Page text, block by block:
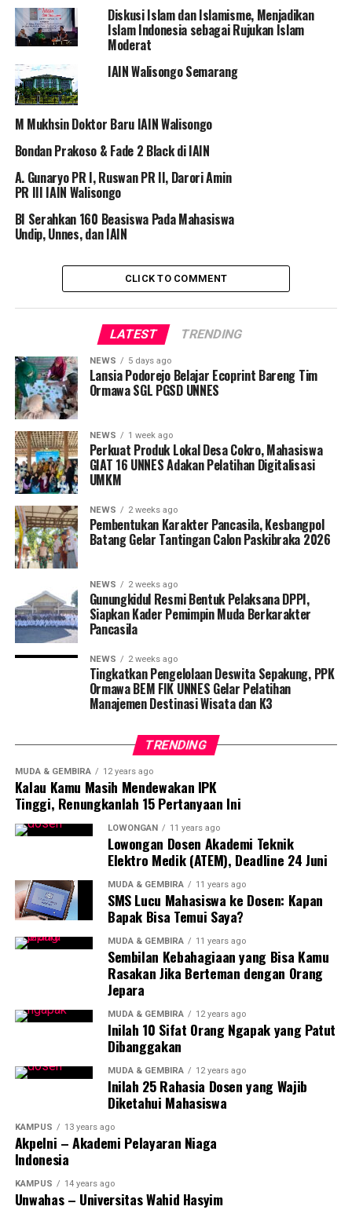
Portal Semarang
PORTALSEMARANG.COM adalah media terpercaya yang
memberikan informasi bermakna tentang gaya hidup warga
Kota Semarang dan sekitarnya. Tertarik kerja sama dengan
Diskusi Islam dan Islamisme, Menjadikan
Islam Indonesia sebagai Rujukan Islam
Moderat
IAIN Walisongo Semarang
M Mukhsin Doktor Baru IAIN Walisongo
Bondan Prakoso & Fade 2 Black di IAIN
A. Gunaryo PR I, Ruswan PR II, Darori Amin
PR III IAIN Walisongo
BI Serahkan 160 Beasiswa Pada Mahasiswa
Undip, Unnes, dan IAIN
CLICK TO COMMENT
LATEST TRENDING
NEWS 5 days ago
Lansia Podorejo Belajar Ecoprint Bareng Tim
Ormawa SGL PGSD UNNES
NEWS 1 week ago
Perkuat Produk Lokal Desa Cokro, Mahasiswa
GIAT 16 UNNES Adakan Pelatihan Digitalisasi
UMKM
NEWS 2 weeks ago
Pembentukan Karakter Pancasila, Kesbangpol
Batang Gelar Tantingan Calon Paskibraka 2026
NEWS 2 weeks ago
Gunungkidul Resmi Bentuk Pelaksana DPPI,
Siapkan Kader Pemimpin Muda Berkarakter
Pancasila
NEWS 2 weeks ago
Tingkatkan Pengelolaan Deswita Sepakung, PPK
Ormawa BEM FIK UNNES Gelar Pelatihan
Manajemen Destinasi Wisata dan K3
TRENDING
MUDA & GEMBIRA 12 years ago
Kalau Kamu Masih Mendewakan IPK
Tinggi, Renungkanlah 15 Pertanyaan Ini
LOWONGAN 11 years ago
Lowongan Dosen Akademi Teknik
Elektro Medik (ATEM), Deadline 24 Juni
MUDA & GEMBIRA 11 years ago
SMS Lucu Mahasiswa ke Dosen: Kapan
Bapak Bisa Temui Saya?
MUDA & GEMBIRA 11 years ago
Sembilan Kebahagiaan yang Bisa Kamu
Rasakan Jika Berteman dengan Orang
Jepara
MUDA & GEMBIRA 12 years ago
Inilah 10 Sifat Orang Ngapak yang Patut
Dibanggakan
MUDA & GEMBIRA 12 years ago
Inilah 25 Rahasia Dosen yang Wajib
Diketahui Mahasiswa
KAMPUS 13 years ago
Akpelni – Akademi Pelayaran Niaga
Indonesia
KAMPUS 14 years ago
Unwahas – Universitas Wahid Hasyim